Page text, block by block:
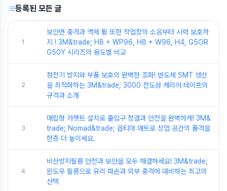
등록된 모든 글
1
보안면 충격과 액체 튐 또한 작업장의 소음부터 시력 보호까
지 ! 3M&trade; H8 + WP96, H8 + W96, H4, G5OR
G50Y 시리즈의 용도별 비교
2
정전기 방지와 부품 보호의 완벽한 조화! 반도체 SMT 생산
을 최적화하는 3M&trade; 3000 전도성 캐리어 테이프의
규격과 소개
3
매립형 카펫트 설치로 출입구 청결과 안전을 완벽하게! 3M&
trade; Nomad&trade; 옵티마 매트로 상업 공간의 품격을
한층 더 높이세요.
4
비산방지필름 안전과 보안을 모두 해결하세요! 3M&trade;
윈도우 필름으로 유리 파손과 외부 충격에 대비하는 최고의
선택